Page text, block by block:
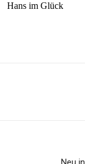
Hans im Glück